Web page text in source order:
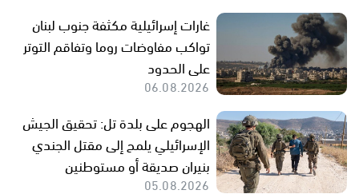
غارات إسرائيلية مكثفة جنوب لبنان
تواكب مفاوضات روما وتفاقم التوتر
على الحدود
06.08.2026
الهجوم على بلدة تل: تحقيق الجيش
الإسرائيلي يلمح إلى مقتل الجندي
بنيران صديقة أو مستوطنين
05.08.2026